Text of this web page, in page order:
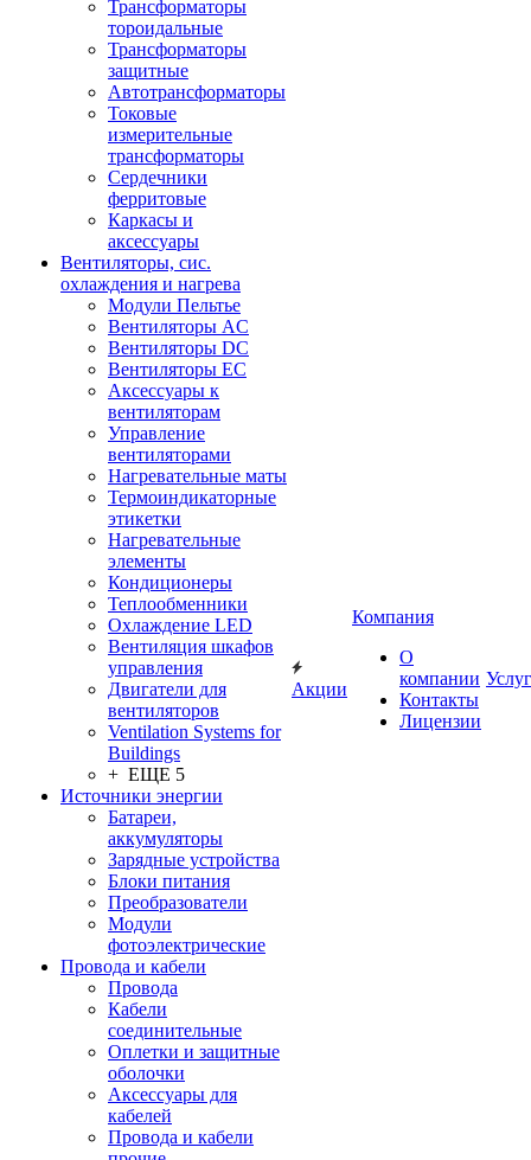
Трансформаторы
тороидальные
Трансформаторы
защитные
Автотрансформаторы
Токовые
измерительные
трансформаторы
Сердечники
ферритовые
Каркасы и
аксессуары
Вентиляторы, сис.
охлаждения и нагрева
Модули Пельтье
Вентиляторы AC
Вентиляторы DC
Вентиляторы EC
Аксессуары к
вентиляторам
Управление
вентиляторами
Нагревательные маты
Термоиндикаторные
этикетки
Нагревательные
элементы
Кондиционеры
Теплообменники
Охлаждение LED
Вентиляция шкафов
управления
Двигатели для
вентиляторов
Ventilation Systems for
Buildings
+ ЕЩЕ 5
Источники энергии
Батареи,
аккумуляторы
Зарядные устройства
Блоки питания
Преобразователи
Модули
фотоэлектрические
Провода и кабели
Провода
Кабели
соединительные
Оплетки и защитные
оболочки
Аксессуары для
кабелей
Провода и кабели
Акции
Компания
О
компании
Контакты
Лицензии